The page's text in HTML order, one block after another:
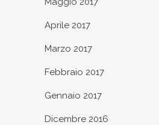
Aprile 2017
Marzo 2017
Febbraio 2017
Gennaio 2017
Dicembre 2016